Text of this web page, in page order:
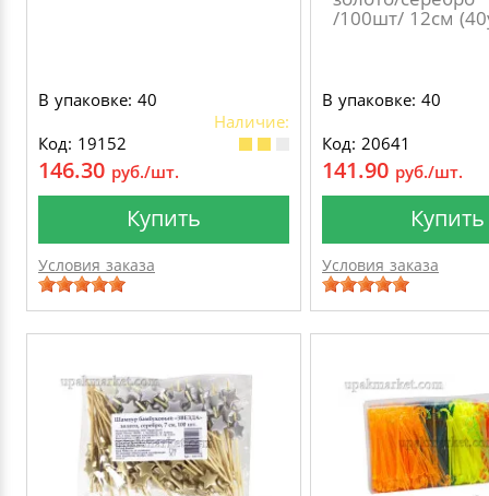
В упаковке: 40
Наличие:
Код: 19152
146.30 руб./шт.
Купить
Условия заказа
/100шт/ 12см
В упаковке: 40
Код: 20641
141.90 руб./шт.
Купить
Условия заказа